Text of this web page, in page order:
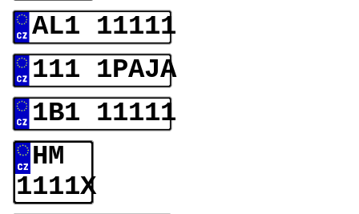
AL1 11111
111 1PAJA
1B1 11111
HM
1111X